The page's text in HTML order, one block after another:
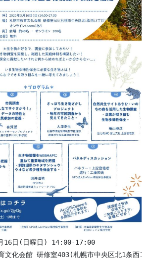
16日(日曜日) 14:00-17:00
文化会館 研修室403(札幌市中央区北1条西